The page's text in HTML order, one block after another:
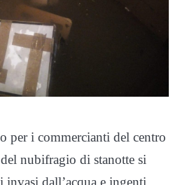
per i commercianti del centro
nubifragio di stanotte si
dall’acqua e ingenti